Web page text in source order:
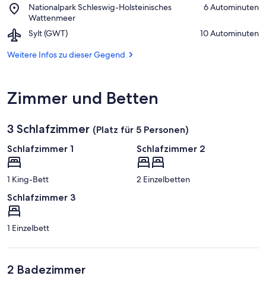
St.
Severin
Nationalpark Schleswig-Holsteinisches
Wattenmeer
Place,
Nationalpark
Schleswig-
Holsteinisches
Wattenmeer
‪6 Autominuten‬
Sylt (GWT)
Airport,
(GWT)
‪10 Autominuten‬
Weitere Infos zu dieser Gegend
Zimmer und Betten
3 Schlafzimmer (Platz für 5 Personen)
Schlafzimmer 1
1 King-Bett
Schlafzimmer 2
2 Einzelbetten
Schlafzimmer 3
1 Einzelbett
2 Badezimmer